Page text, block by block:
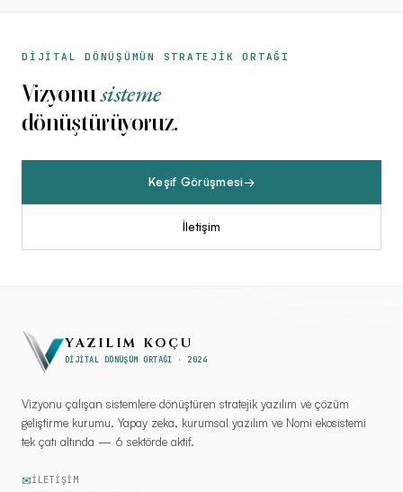
DİJİTAL DÖNÜŞÜMÜN STRATEJİK ORTAĞI
Vizyonusisteme
dönüştürüyoruz.
Keşif Görüşmesi→
İletişim
YAZILIM KOÇU
DİJİTAL DÖNÜŞÜM ORTAĞI · 2024
Vizyonu çalışan sistemlere dönüştüren stratejik yazılım ve çözüm
geliştirme kurumu. Yapay zeka, kurumsal yazılım ve Nomi ekosistemi
tek çatı altında — 6 sektörde aktif.
✉İLETIŞIM